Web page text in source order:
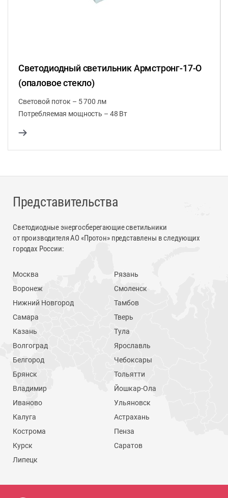
Светодиодный светильник Армстронг-17-О
(опаловое стекло)
Световой поток – 5 700 лм
Потребляемая мощность – 48 Вт
Представительства
Светодиодные энергосберегающие светильники
от производителя АО «Протон» представлены в следующих
городах России:
Москва
Воронеж
Нижний Новгород
Самара
Казань
Волгоград
Белгород
Брянск
Владимир
Иваново
Калуга
Кострома
Курск
Липецк
Рязань
Смоленск
Тамбов
Тверь
Тула
Ярославль
Чебоксары
Тольятти
Йошкар-Ола
Ульяновск
Астрахань
Пенза
Саратов